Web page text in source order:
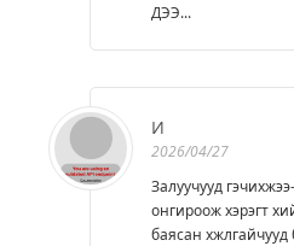
ДЭЭ...
И
2026/04/27
Залуучууд
онгироож хэрэгт
баясан хжлгайчууд